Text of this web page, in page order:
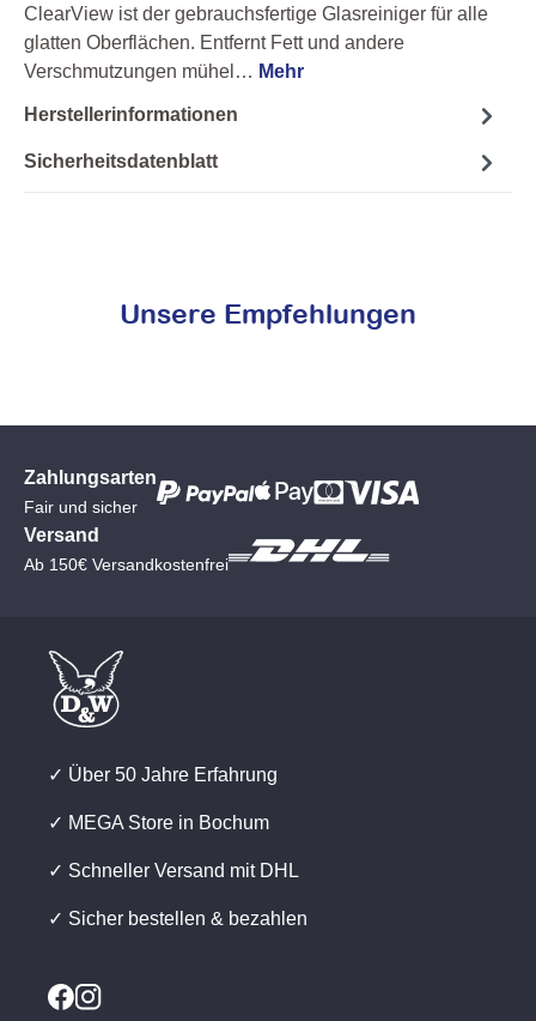
ClearView ist der gebrauchsfertige Glasreiniger für alle
glatten Oberflächen. Entfernt Fett und andere
Verschmutzungen mühel… Mehr
Herstellerinformationen
Sicherheitsdatenblatt
Unsere Empfehlungen
Zahlungsarten
Fair und sicher
Versand
Ab 150€ Versandkostenfrei
✓ Über 50 Jahre Erfahrung
✓ MEGA Store in Bochum
✓ Schneller Versand mit DHL
✓ Sicher bestellen & bezahlen